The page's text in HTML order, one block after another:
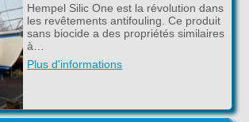
Hempel Silic One est la révolution dans
les revêtements antifouling. Ce produit
sans biocide a des propriétés similaires
à…
Plus d'informations